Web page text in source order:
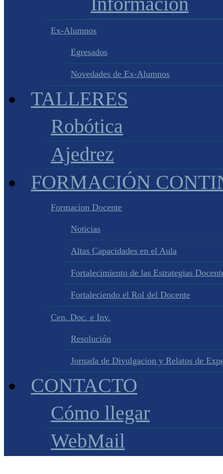
Ex-Alumnos
Egresados
Novedades de Ex-Alumnos
TALLERES
Robótica
Ajedrez
FORMACIÓN
Formacion Docente
Noticias
Altas Capacidades en el Aula
Fortalecimiento de las Estrategias
Fortaleciendo el Rol del Docente
Cen. Doc. e Inv.
Resolución
Jornada de Divulgacion y Relatos de
CONTACTO
Cómo llegar
WebMail